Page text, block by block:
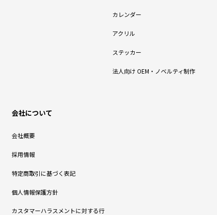
カレンダー
アクリル
ステッカー
法人向け OEM・ノベルティ制作
会社について
会社概要
採用情報
特定商取引に基づく表記
個人情報保護方針
カスタマーハラスメントに対する行